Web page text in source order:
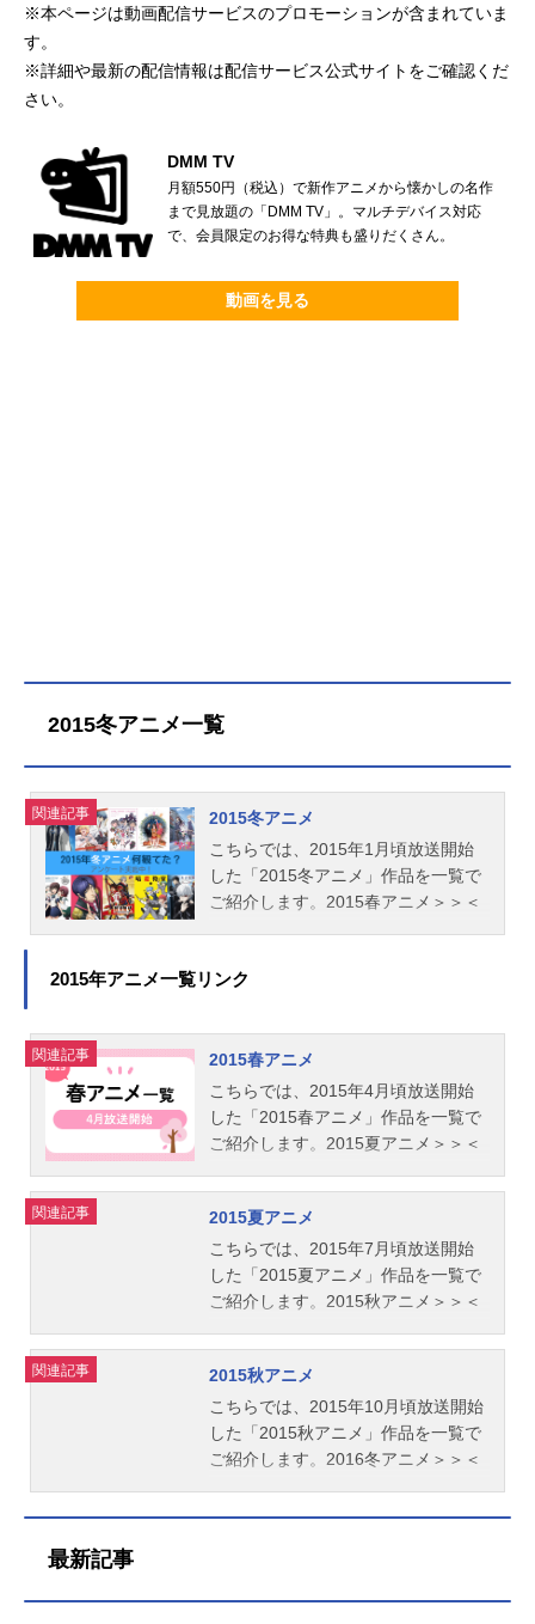
※本ページは動画配信サービスのプロモーションが含まれていま
す。
※詳細や最新の配信情報は配信サービス公式サイトをご確認くだ
さい。
DMM TV
月額550円（税込）で新作アニメから懐かしの名作
まで見放題の「DMM TV」。マルチデバイス対応
で、会員限定のお得な特典も盛りだくさん。
動画を見る
2015冬アニメ一覧
関連記事
2015冬アニメ
こちらでは、2015年1月頃放送開始
した「2015冬アニメ」作品を一覧で
ご紹介します。2015春アニメ＞＞＜
2015年アニメ一覧リンク
関連記事
2015春アニメ
こちらでは、2015年4月頃放送開始
した「2015春アニメ」作品を一覧で
ご紹介します。2015夏アニメ＞＞＜
関連記事
2015夏アニメ
こちらでは、2015年7月頃放送開始
した「2015夏アニメ」作品を一覧で
ご紹介します。2015秋アニメ＞＞＜
関連記事
2015秋アニメ
こちらでは、2015年10月頃放送開始
した「2015秋アニメ」作品を一覧で
ご紹介します。2016冬アニメ＞＞＜
最新記事